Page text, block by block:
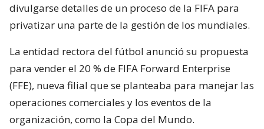
divulgarse detalles de un proceso de la FIFA para
privatizar una parte de la gestión de los mundiales.
La entidad rectora del fútbol anunció su propuesta
para vender el 20 % de FIFA Forward Enterprise
(FFE), nueva filial que se planteaba para manejar las
operaciones comerciales y los eventos de la
organización, como la Copa del Mundo.